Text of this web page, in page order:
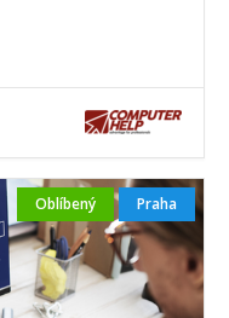
Oblíbený Praha